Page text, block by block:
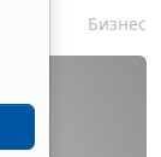
Бизнес